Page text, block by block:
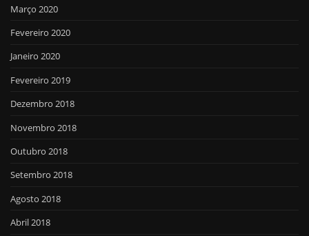
Março 2020
Fevereiro 2020
Janeiro 2020
Fevereiro 2019
Dezembro 2018
Novembro 2018
Outubro 2018
Setembro 2018
Agosto 2018
Abril 2018